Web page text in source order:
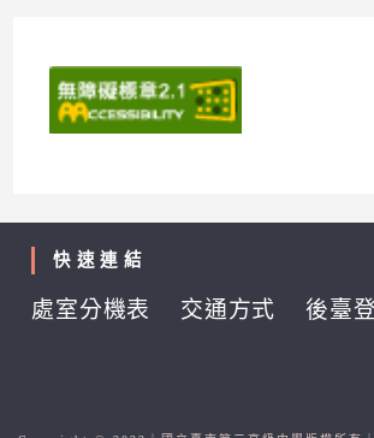
快速連結
處室分機表 交通方式 後臺